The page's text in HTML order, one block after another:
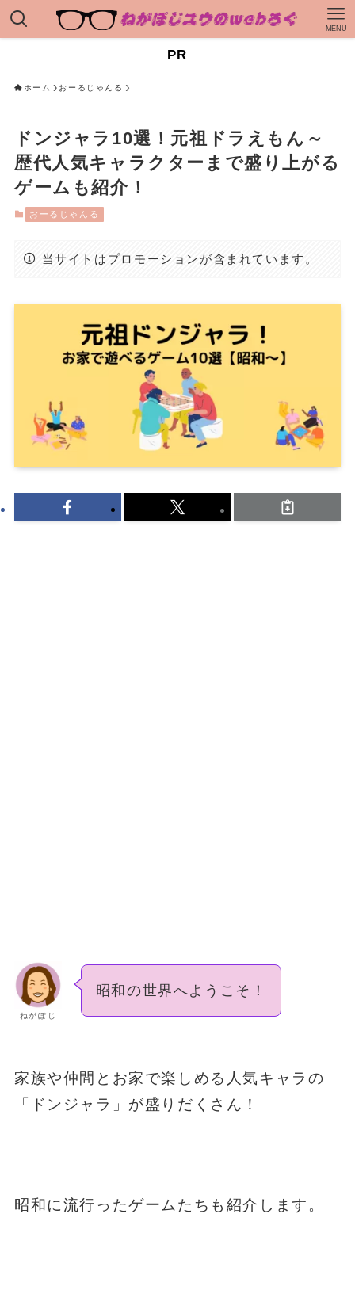
MENU
PR
ホーム おーるじゃんる
ドンジャラ10選！元祖ドラえもん～
歴代人気キャラクターまで盛り上がる
ゲームも紹介！
おーるじゃんる
当サイトはプロモーションが含まれています。
ねがぽじ
昭和の世界へようこそ！
家族や仲間とお家で楽しめる人気キャラの
「ドンジャラ」が盛りだくさん！
昭和に流行ったゲームたちも紹介します。